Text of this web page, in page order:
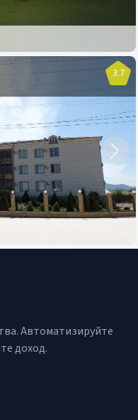
3.7
Автоматизируйте
доход.